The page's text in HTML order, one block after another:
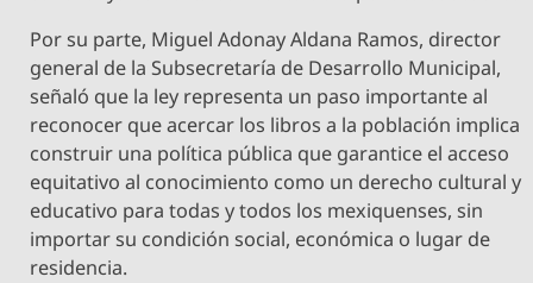
Por su parte, Miguel Adonay Aldana Ramos, director
general de la Subsecretaría de Desarrollo Municipal,
señaló que la ley representa un paso importante al
reconocer que acercar los libros a la población implica
construir una política pública que garantice el acceso
equitativo al conocimiento como un derecho cultural y
educativo para todas y todos los mexiquenses, sin
importar su condición social, económica o lugar de
residencia.